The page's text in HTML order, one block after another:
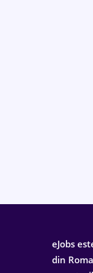
eJobs
din